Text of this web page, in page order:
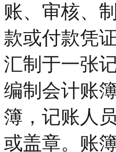
账、审核、
款或付款凭
汇制于一张
编制会计账
簿，记账人
或盖章。账